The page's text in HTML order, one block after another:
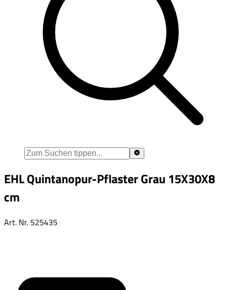
EHL Quintanopur-Pflaster Grau 15X30X8
cm
Art. Nr. 525435